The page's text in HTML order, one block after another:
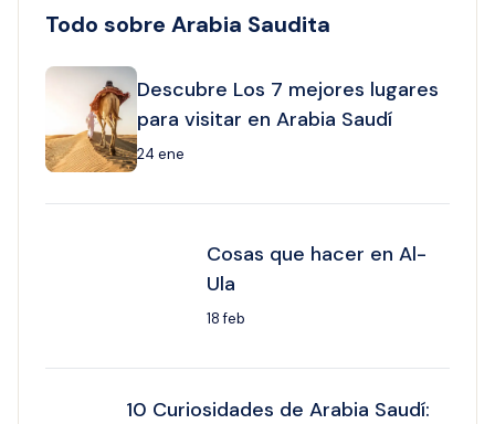
Todo sobre Arabia Saudita
Descubre Los 7 mejores lugares
para visitar en Arabia Saudí
24 ene
Cosas que hacer en Al-
Ula
18 feb
10 Curiosidades de Arabia Saudí: